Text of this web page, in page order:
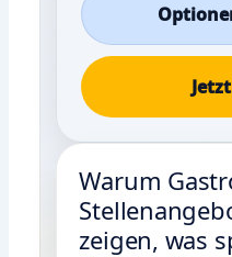
Warum
zeigen, was